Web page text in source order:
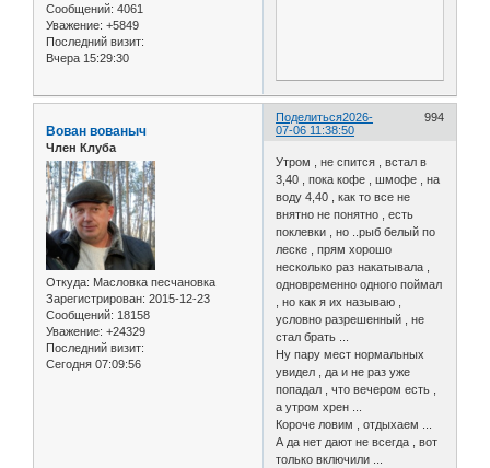
Сообщений: 4061
Уважение: +5849
Последний визит:
Вчера 15:29:30
Поделиться 994
2026-
07-06 11:38:50
Вован вованыч
Член Клуба
Откуда: Масловка песчановка
Зарегистрирован: 2015-12-23
Сообщений: 18158
Уважение: +24329
Последний визит:
Сегодня 07:09:56
Утром , не спится , встал в
3,40 , пока кофе , шмофе , на
воду 4,40 , как то все не
внятно не понятно , есть
поклевки , но ..рыб белый по
леске , прям хорошо
несколько раз накатывала ,
одновременно одного поймал
, но как я их называю ,
условно разрешенный , не
стал брать ...
Ну пару мест нормальных
увидел , да и не раз уже
попадал , что вечером есть ,
а утром хрен ...
Короче ловим , отдыхаем ...
А да нет дают не всегда , вот
только включили ...